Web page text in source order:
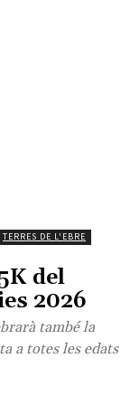
TERRES DE L'EBRE
del
2026
també la
a totes les edats